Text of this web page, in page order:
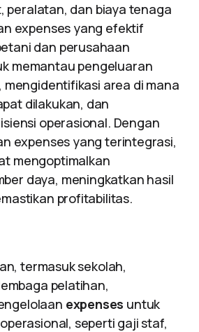
peralatan, dan biaya tenaga
expenses yang efektif
dan perusahaan
memantau pengeluaran
area di mana
dilakukan, dan
operasional. Dengan
expenses yang terintegrasi,
mengoptimalkan
daya, meningkatkan hasil
profitabilitas.
termasuk sekolah,
pelatihan,
expenses untuk
seperti gaji staf,